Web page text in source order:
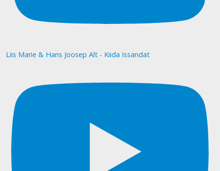
Liis Marie & Hans Joosep Alt - Kiida Issandat